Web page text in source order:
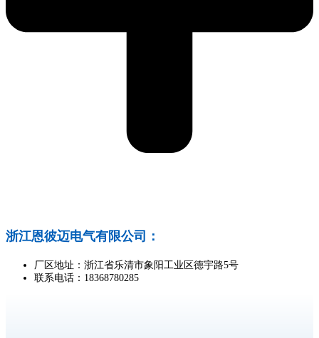
浙江恩彼迈电气有限公司：
厂区地址：浙江省乐清市象阳工业区德宇路5号
联系电话：18368780285